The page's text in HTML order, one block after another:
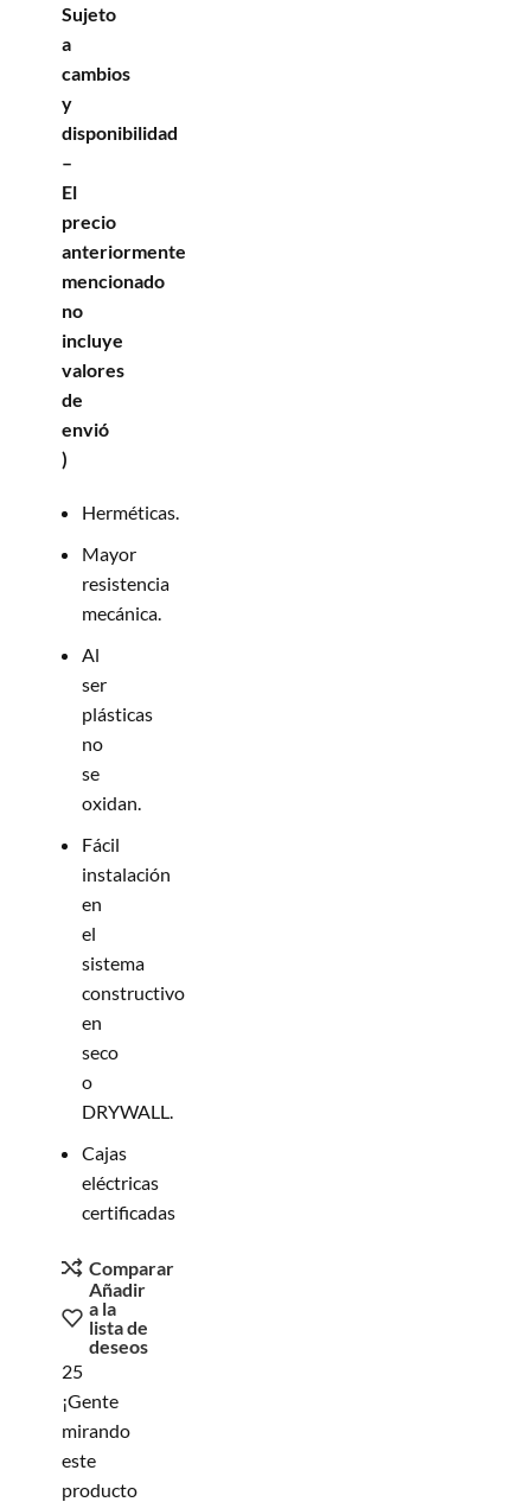
Sujeto
a
cambios
y
disponibilidad
–
El
precio
anteriormente
mencionado
no
incluye
valores
de
envió
)
Herméticas.
Mayor
resistencia
mecánica.
Al
ser
plásticas
no
se
oxidan.
Fácil
instalación
en
el
sistema
constructivo
en
seco
o
DRYWALL.
Cajas
eléctricas
certificadas
Comparar
Añadir
a la
lista de
deseos
25
¡Gente
mirando
este
producto